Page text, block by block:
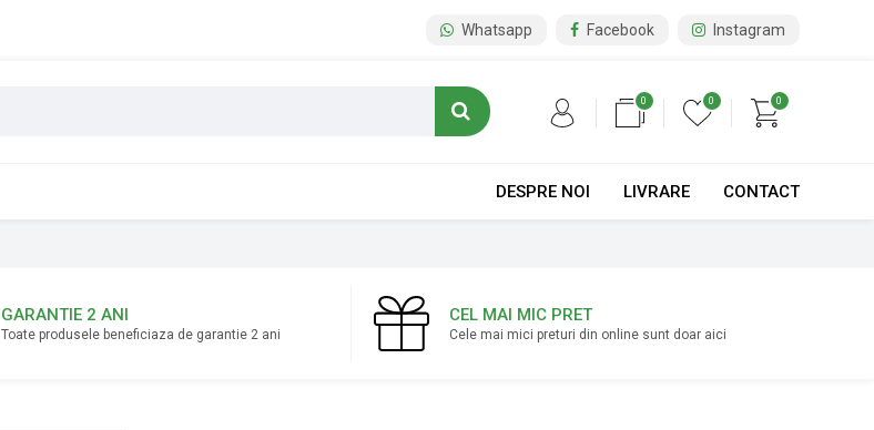
Whatsapp Facebook Instagram
0
0
0
CONTACT
LIVRARE
DESPRE NOI
GARANTIE 2 ANI
Toate produsele beneficiaza de garantie 2 ani
CEL MAI MIC PRET
Cele mai mici preturi din online sunt doar aici